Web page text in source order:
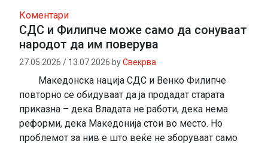
Коментари
СДС и Филипче може само да сонуваат
народот да им поверува
27.05.2026 / 13.07.2026 byСвекрва
Македонска нација СДС и Венко Филипче
повторно се обидуваат да ја продадат старата
приказна – дека Владата не работи, дека нема
реформи, дека Македонија стои во место. Но
проблемот за нив е што веќе не зборуваат само